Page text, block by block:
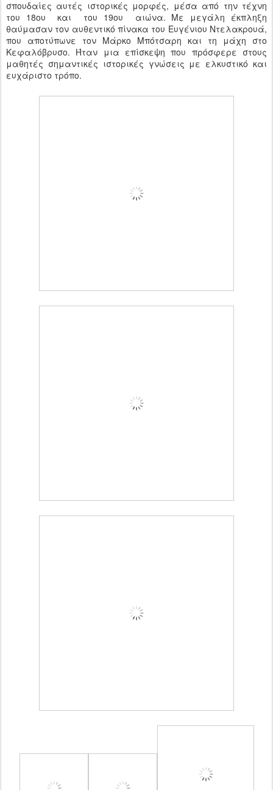
σπουδαίες αυτές ιστορικές μορφές, μέσα από την τέχνη
του 18ου και του 19ου αιώνα. Με μεγάλη έκπληξη
θαύμασαν τον αυθεντικό πίνακα του Ευγένιου Ντελακρουά,
που αποτύπωνε τον Μάρκο Μπότσαρη και τη μάχη στο
Κεφαλόβρυσο. Ήταν μια επίσκεψη που πρόσφερε στους
μαθητές σημαντικές ιστορικές γνώσεις με ελκυστικό και
ευχάριστο τρόπο.